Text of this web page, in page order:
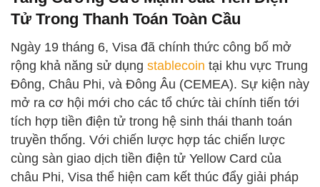
Tử Trong Thanh Toán Toàn Cầu
Ngày 19 tháng 6, Visa đã chính thức công bố mở
rộng khả năng sử dụng stablecoin tại khu vực Trung
Đông, Châu Phi, và Đông Âu (CEMEA). Sự kiện này
mở ra cơ hội mới cho các tổ chức tài chính tiến tới
tích hợp tiền điện tử trong hệ sinh thái thanh toán
truyền thống. Với chiến lược hợp tác chiến lược
cùng sàn giao dịch tiền điện tử Yellow Card của
châu Phi, Visa thể hiện cam kết thúc đẩy giải pháp